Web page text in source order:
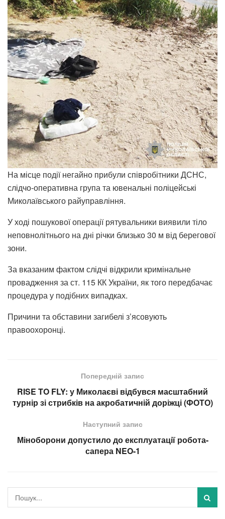
На місце події негайно прибули співробітники ДСНС,
слідчо-оперативна група та ювенальні поліцейські
Миколаївського райуправління.
У ході пошукової операції рятувальники виявили тіло
неповнолітнього на дні річки близько 30 м від берегової
зони.
За вказаним фактом слідчі відкрили кримінальне
провадження за ст. 115 КК України, як того передбачає
процедура у подібних випадках.
Причини та обставини загибелі з’ясовують
правоохоронці.
Попередній запис
RISE TO FLY: у Миколаєві відбувся масштабний
турнір зі стрибків на акробатичній доріжці (ФОТО)
Наступний запис
Міноборони допустило до експлуатації робота-
сапера NEO-1